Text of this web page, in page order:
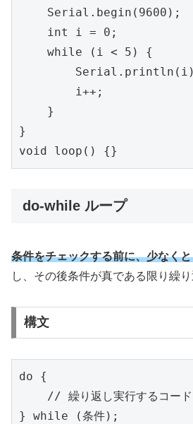
    Serial.begin(9600);
    int i = 0;
    while (i < 5) {
        i++;
    }
}
void loop() {}
do-while ループ
条件をチェックする前に、少なく
し、その後条件が真である限り繰り
構文
do {
    // 繰り返し実行するコード
} while (条件);